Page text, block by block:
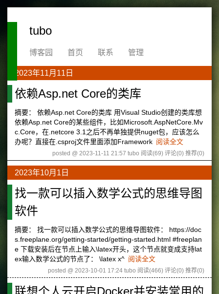
tubo
博客园 首页 联系 管理
2023年11月11日
依赖Asp.net Core的类库
摘要： 依赖Asp.net Core的类库 用Visual Studio创建的类库想
依赖Asp.net Core的某些组件，比如Microsoft.AspNetCore.Mv
c.Core，在.netcore 3.1之后不再单独提供nuget包，应该怎么
办呢？直接在.csproj文件里面添加Framework 阅读全文
posted @ 2023-11-11 21:57 tubo 阅读(69) 评论(0) 推荐(0)
2023年10月1日
找一款可以插入数学公式的思维导图
软件
摘要： 找一款可以插入数学公式的思维导图软件： https://doc
s.freeplane.org/getting-started/getting-started.html #freeplan
e 下载安装后在节点上输入\latex开头，这个节点就变成支持lat
ex输入数学公式的节点了： \latex x^ 阅读全文
posted @ 2023-10-01 17:24 tubo 阅读(466) 评论(0) 推荐(0)
联想个人云开启Docker并安装常用的